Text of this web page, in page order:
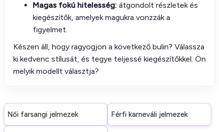
Magas fokú hitelesség: átgondolt részletek és
kiegészítők, amelyek magukra vonzzák a
figyelmet.
Készen áll, hogy ragyogjon a következő bulin? Válassza
ki kedvenc stílusát, és tegye teljessé kiegészítőkkel. Ön
melyik modellt választja?
Női farsangi jelmezek Férfi karneváli jelmezek